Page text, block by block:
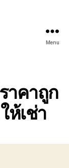
Menu
าคาถูก
ห้เช่า